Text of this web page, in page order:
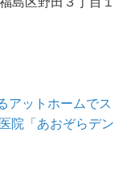
アットホームでス
院「あおぞらデン